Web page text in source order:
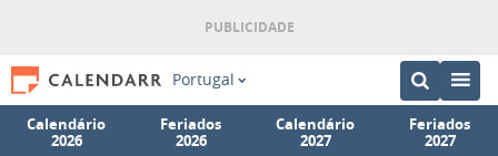
Portugal
Calendário
2026
Feriados
2026
Calendário
2027
Feriados
2027